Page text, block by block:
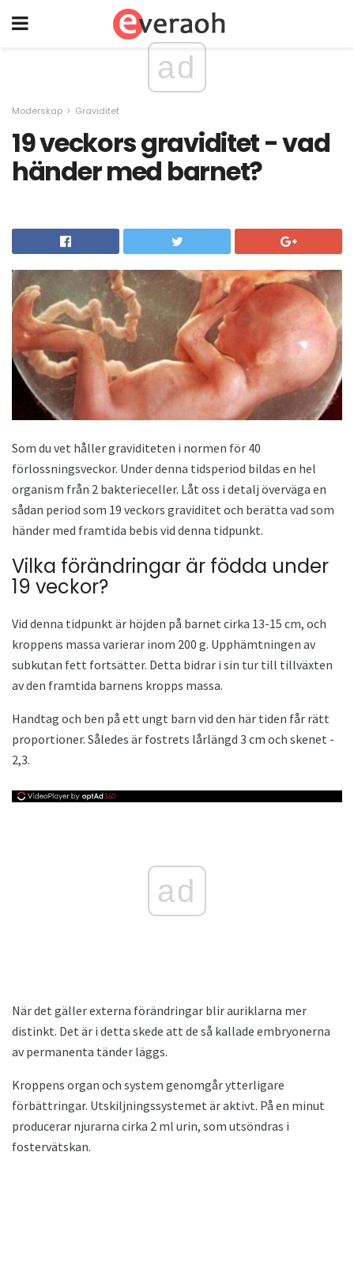
ad
Moderskap Graviditet
19 veckors graviditet - vad
händer med barnet?
Som du vet håller graviditeten i normen för 40
förlossningsveckor. Under denna tidsperiod bildas en hel
organism från 2 bakterieceller. Låt oss i detalj överväga en
sådan period som 19 veckors graviditet och berätta vad som
händer med framtida bebis vid denna tidpunkt.
Vilka förändringar är födda under
19 veckor?
Vid denna tidpunkt är höjden på barnet cirka 13-15 cm, och
kroppens massa varierar inom 200 g. Upphämtningen av
subkutan fett fortsätter. Detta bidrar i sin tur till tillväxten
av den framtida barnens kropps massa.
Handtag och ben på ett ungt barn vid den här tiden får rätt
proportioner. Således är fostrets lårlängd 3 cm och skenet -
2,3.
ad
När det gäller externa förändringar blir auriklarna mer
distinkt. Det är i detta skede att de så kallade embryonerna
av permanenta tänder läggs.
Kroppens organ och system genomgår ytterligare
förbättringar. Utskiljningssystemet är aktivt. På en minut
producerar njurarna cirka 2 ml urin, som utsöndras i
fostervätskan.